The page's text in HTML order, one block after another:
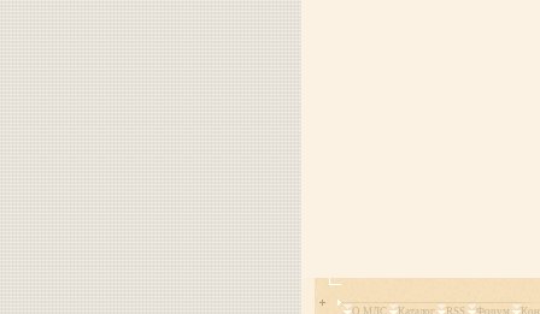
О МДС Каталог RSS Форум